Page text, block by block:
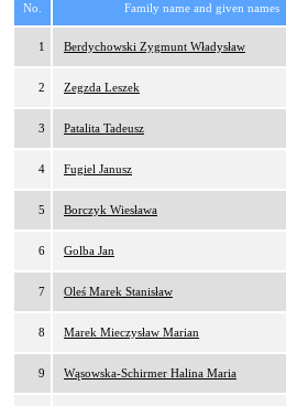
No. Family name and given names
1 Berdychowski Zygmunt Władysław
2 Zegzda Leszek
3 Patalita Tadeusz
4 Fugiel Janusz
5 Borczyk Wiesława
6 Golba Jan
7 Oleś Marek Stanisław
8 Marek Mieczysław Marian
9 Wąsowska-Schirmer Halina Maria